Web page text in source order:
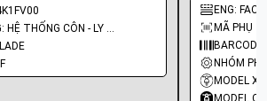
NHÓM PHỤ TÙNG: HỆ THỐNG CÔN - LY HỢP - TRỤC SỐ - BÁNH RĂNG
ENG:
MÃ PHỤ
MODEL
MODEL